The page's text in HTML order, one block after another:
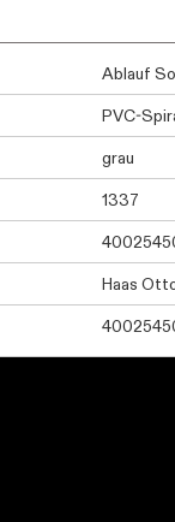
Ablauf
PVC-
grau
1337
Haas